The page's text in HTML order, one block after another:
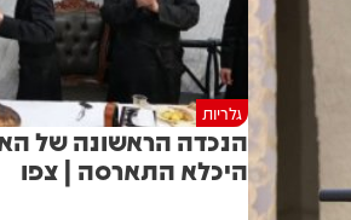
גלריות
הנכדה הראשונה של
היכלא התארסה | צפו